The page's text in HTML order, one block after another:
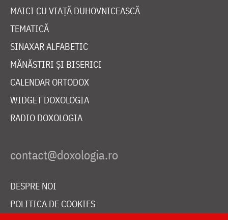
MAICI CU VIAȚĂ DUHOVNICEASCĂ
TEMATICĂ
SINAXAR ALFABETIC
MĂNĂSTIRI ȘI BISERICI
CALENDAR ORTODOX
WIDGET DOXOLOGIA
RADIO DOXOLOGIA
DESPRE NOI
POLITICA DE COOKIES